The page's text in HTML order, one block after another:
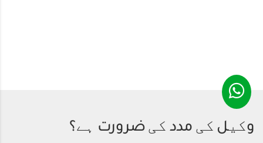
وکیل کی مدد کی ضرورت ہے؟